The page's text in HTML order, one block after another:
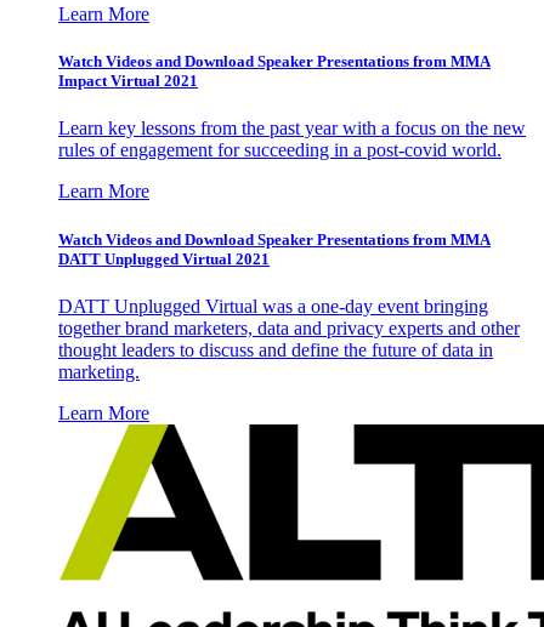
Learn More
Watch Videos and Download Speaker Presentations from MMA
Impact Virtual 2021
Learn key lessons from the past year with a focus on the new
rules of engagement for succeeding in a post-covid world.
Learn More
Watch Videos and Download Speaker Presentations from MMA
DATT Unplugged Virtual 2021
DATT Unplugged Virtual was a one-day event bringing
together brand marketers, data and privacy experts and other
thought leaders to discuss and define the future of data in
marketing.
Learn More